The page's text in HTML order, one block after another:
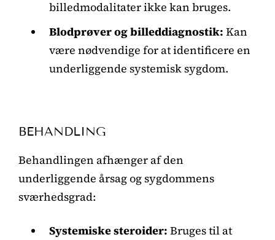
billedmodalitater ikke kan bruges.
Blodprøver og billeddiagnostik: Kan
være nødvendige for at identificere en
underliggende systemisk sygdom.
BEHANDLING
Behandlingen afhænger af den
underliggende årsag og sygdommens
sværhedsgrad:
Systemiske steroider: Bruges til at